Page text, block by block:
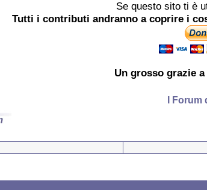
Se questo sito ti è
Tutti i contributi andranno a coprire i
Un grosso grazie
I